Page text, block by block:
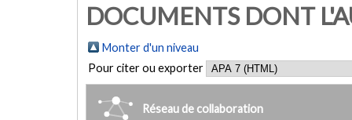
DOCUMENTS DONT
Monter d'un niveau
Pour citer ou exporter
Réseau de collaboration